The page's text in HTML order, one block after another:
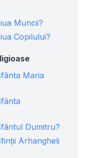
Muncii?
Copilului?
Maria
Dumitru?
Arhangheli